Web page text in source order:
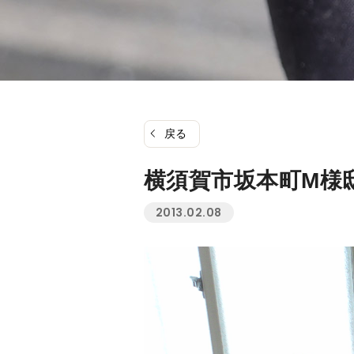
戻る
横須賀市坂本町M様
2013.02.08